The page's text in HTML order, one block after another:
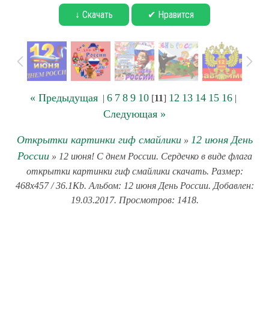
↓ Скачать ✔ Нравится
« Предыдущая | 6 7 8 9 10 [11] 12 13 14 15 16 |
Следующая »
Открытки картинки гиф смайлики» 12 июня День
России» 12 июня! С днем России. Сердечко в виде флага
открытки картинки гиф смайлики скачать. Размер:
468x457 / 36.1Kb. Альбом: 12 июня День России. Добавлен:
19.03.2017. Просмотров: 1418.